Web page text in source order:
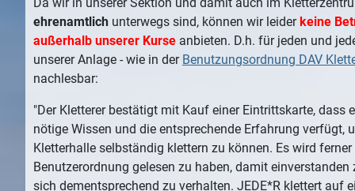
ehrenamtlich unterwegs sind, können wir leider keine
außerhalb unserer Kurse anbieten. D.h. für jeden und
unserer Anlage - wie in der Benutzungsordnung DAV
nachlesbar:
"Der Kletterer bestätigt mit Kauf einer Eintrittskarte, dass
nötige Wissen und die entsprechende Erfahrung verfügt,
Kletterhalle selbständig klettern zu können. Es wird
Benutzerordnung gelesen zu haben, damit einverstanden
sich dementsprechend zu verhalten. JEDE*R klettert auf